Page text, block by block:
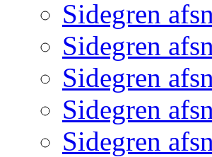
Sidegren
Sidegren
Sidegren
Sidegren
Sidegren